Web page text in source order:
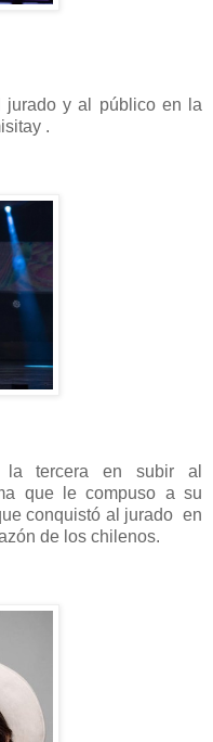
jurado y al público en la
.
la tercera en subir al
que le compuso a su
conquistó al jurado en
de los chilenos.